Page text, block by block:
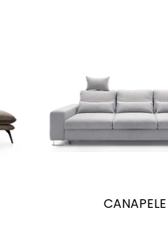
CANAPELE